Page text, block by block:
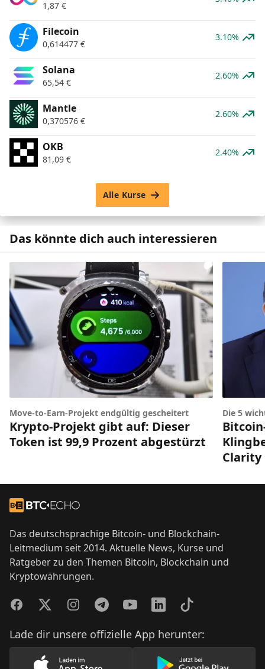
1,87 €
Filecoin
0,614477 €
3.10%
Solana
65,54 €
2.60%
Mantle
0,370576 €
2.60%
OKB
81,09 €
2.40%
Alle Kurse
Das könnte dich auch interessieren
Move-to-Earn-Projekt endgültig gescheitert
Krypto-Projekt gibt auf: Dieser
Token ist 99,9 Prozent abgestürzt
Die 5
Clarity
Zur Startseite
Das deutschsprachige Bitcoin- und Blockchain-
Leitmedium seit 2014. Aktuelle News, Kurse und
Ratgeber zu den Themen Bitcoin, Blockchain und
Kryptowährungen.
FacebookTwitterInstagramTelegramYouTubeLinkedInTikTok
Lade dir unsere offizielle App herunter: